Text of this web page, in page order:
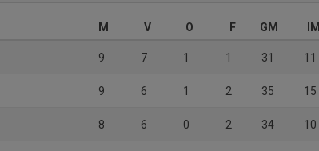
M V O F GM IM
9 7 1 1 31 11
9 6 1 2 35 15
8 6 0 2 34 10